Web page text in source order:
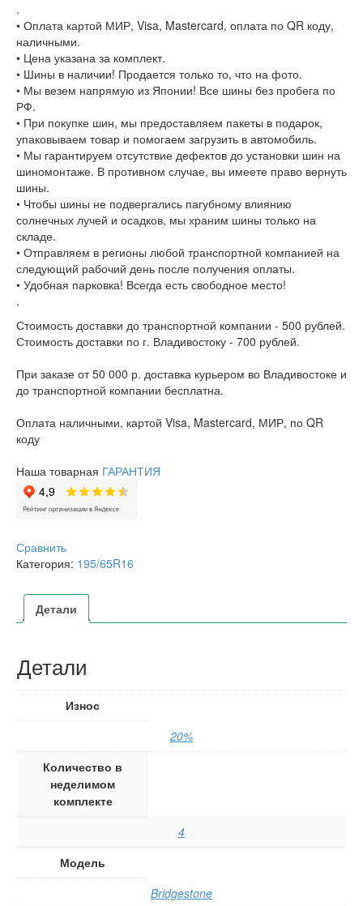
.
• Оплата картой МИР, Visa, Mastercard, оплата по QR коду,
наличными.
• Цена указана за комплект.
• Шины в наличии! Продается только то, что на фото.
• Мы везем напрямую из Японии! Все шины без пробега по
РФ.
• При покупке шин, мы предоставляем пакеты в подарок,
упаковываем товар и помогаем загрузить в автомобиль.
• Мы гарантируем отсутствие дефектов до установки шин на
шиномонтаже. В противном случае, вы имеете право вернуть
шины.
• Чтобы шины не подвергались пагубному влиянию
солнечных лучей и осадков, мы храним шины только на
складе.
• Отправляем в регионы любой транспортной компанией на
следующий рабочий день после получения оплаты.
• Удобная парковка! Всегда есть свободное место!
.
Стоимость доставки до транспортной компании - 500 рублей.
Стоимость доставки по г. Владивостоку - 700 рублей.
При заказе от 50 000 р. доставка курьером во Владивостоке и
до транспортной компании бесплатна.
Оплата наличными, картой Visa, Mastercard, МИР, по QR
коду
Наша товарная ГАРАНТИЯ
Сравнить
Категория: 195/65R16
Детали
Детали
Износ
20%
Количество в
неделимом
комплекте
4
Модель
Bridgestone